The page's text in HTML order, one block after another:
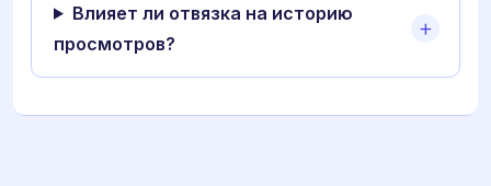
Влияет ли отвязка на историю
просмотров?